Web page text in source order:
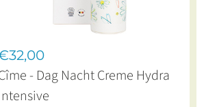
- Dag Nacht Creme Hydra